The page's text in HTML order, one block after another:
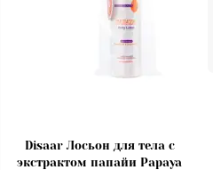
Disaar Лосьон для тела с
экстрактом папайи Papaya